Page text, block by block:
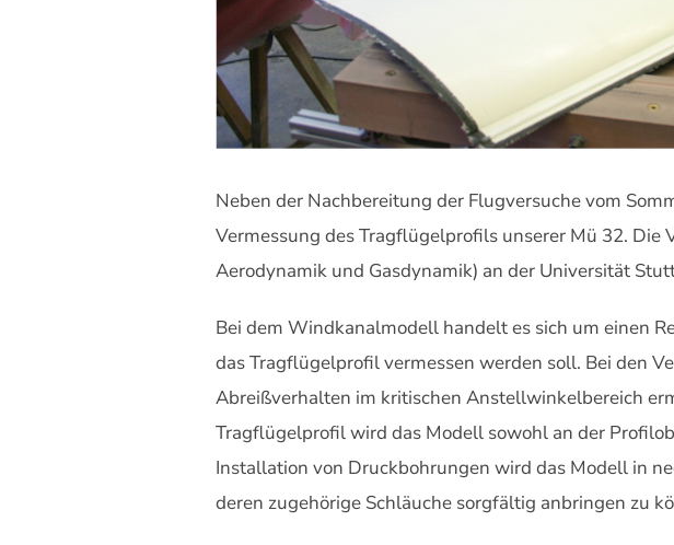
Neben der Nachbereitung der Flugversuche vom
Vermessung des Tragflügelprofils unserer Mü 32.
Aerodynamik und Gasdynamik) an der Universität
Bei dem Windkanalmodell handelt es sich um einen
das Tragflügelprofil vermessen werden soll. Bei den
Abreißverhalten im kritischen Anstellwinkelbereich
Tragflügelprofil wird das Modell sowohl an der
Installation von Druckbohrungen wird das Modell in
deren zugehörige Schläuche sorgfältig anbringen zu